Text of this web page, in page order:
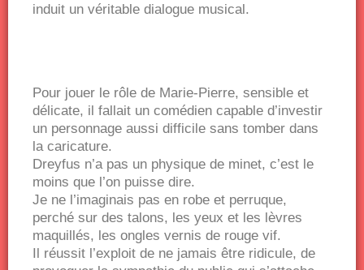
induit un véritable dialogue musical.
Pour jouer le rôle de Marie-Pierre, sensible et
délicate, il fallait un comédien capable d’investir
un personnage aussi difficile sans tomber dans
la caricature.
Dreyfus n’a pas un physique de minet, c’est le
moins que l’on puisse dire.
Je ne l’imaginais pas en robe et perruque,
perché sur des talons, les yeux et les lèvres
maquillés, les ongles vernis de rouge vif.
Il réussit l’exploit de ne jamais être ridicule, de